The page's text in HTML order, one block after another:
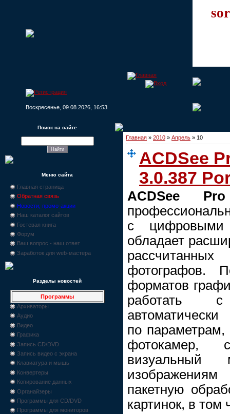
Воскресенье, 09.08.2026, 16:53
Поиск на сайте
Меню сайта
Главная страница
Обратная связь
Новости, промо-акции
Наш каталог сайтов
Гостевая книга
Форум
Ваш вопрос - наш ответ
Заработок для web-мастера
Разделы новостей
Программы
Архиваторы
Аудио
Видео
Графика
Запись CD/DVD
Запись видео с экрана
Клавиатура и мышь
Конвертеры
Копирование данных
Органайзеры
Программы для CD/DVD
Программы для мониторов
Главная » 2010 » Апрель » 10
ACDSee
3.0.387
ACDSee
с цифровыми
обладает
фотографов.
форматов
работать с
по
фотокамер,
визуальный
пакетную
картинок, в